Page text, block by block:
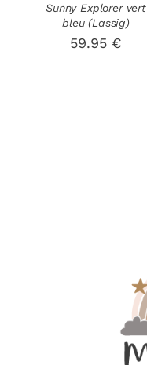
Sunny Explorer vert
bleu (Lassig)
59.95 €